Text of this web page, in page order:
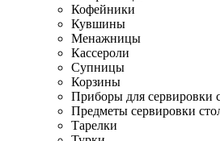
Кофейники
Кувшины
Менажницы
Кассероли
Супницы
Корзины
Приборы для сервировки
Предметы сервировки
Тарелки